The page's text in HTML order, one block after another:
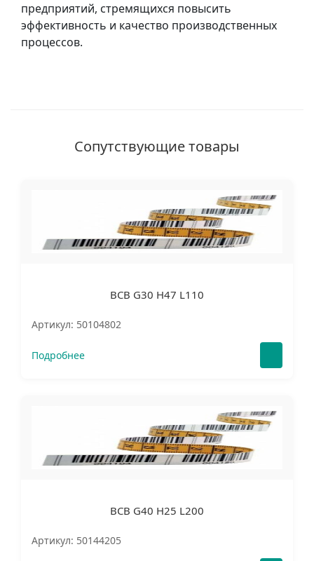
предприятий, стремящихся повысить
эффективность и качество производственных
процессов.
Сопутствующие товары
BCB G30 H47 L110
Артикул: 50104802
Подробнее
BCB G40 H25 L200
Артикул: 50144205